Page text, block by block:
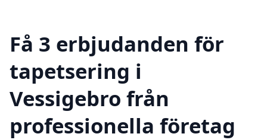
Få 3 erbjudanden för
tapetsering i
Vessigebro från
professionella företag